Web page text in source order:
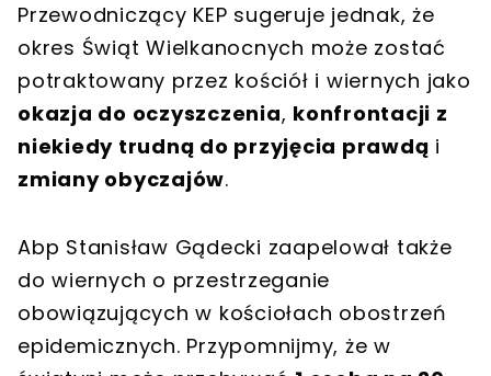
Przewodniczący KEP sugeruje jednak, że
okres Świąt Wielkanocnych może zostać
potraktowany przez kościół i wiernych jako
okazja do oczyszczenia, konfrontacji z
niekiedy trudną do przyjęcia prawdą i
zmiany obyczajów.
Abp Stanisław Gądecki zaapelował także
do wiernych o przestrzeganie
obowiązujących w kościołach obostrzeń
epidemicznych. Przypomnijmy, że w